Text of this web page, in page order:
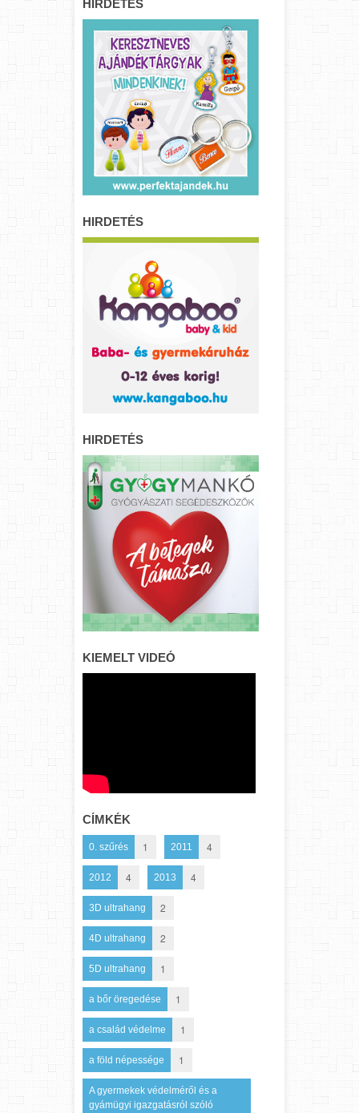
HIRDETÉS
HIRDETÉS
HIRDETÉS
KIEMELT VIDEÓ
CÍMKÉK
0. szűrés 1 2011 4
2012 4 2013 4
3D ultrahang 2
4D ultrahang 2
5D ultrahang 1
a bőr öregedése 1
a család védelme 1
a föld népessége 1
A gyermekek védelméről és a
gyámügyi igazgatásról szóló